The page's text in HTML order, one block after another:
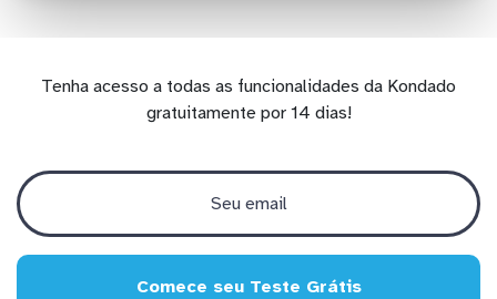
Tenha acesso a todas as funcionalidades da Kondado
gratuitamente por 14 dias!
Comece seu Teste Grátis